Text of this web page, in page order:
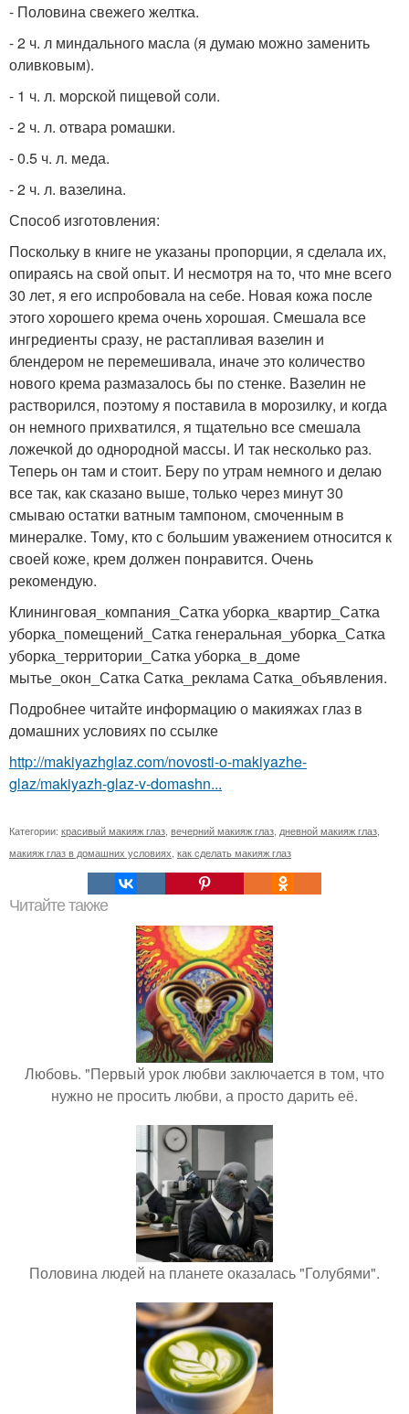
- Половина свежего желтка.
- 2 ч. л миндального масла (я думаю можно заменить
оливковым).
- 1 ч. л. морской пищевой соли.
- 2 ч. л. отвара ромашки.
- 0.5 ч. л. меда.
- 2 ч. л. вазелина.
Способ изготовления:
Поскольку в книге не указаны пропорции, я сделала их,
опираясь на свой опыт. И несмотря на то, что мне всего
30 лет, я его испробовала на себе. Новая кожа после
этого хорошего крема очень хорошая. Смешала все
ингредиенты сразу, не растапливая вазелин и
блендером не перемешивала, иначе это количество
нового крема размазалось бы по стенке. Вазелин не
растворился, поэтому я поставила в морозилку, и когда
он немного прихватился, я тщательно все смешала
ложечкой до однородной массы. И так несколько раз.
Теперь он там и стоит. Беру по утрам немного и делаю
все так, как сказано выше, только через минут 30
смываю остатки ватным тампоном, смоченным в
минералке. Тому, кто с большим уважением относится к
своей коже, крем должен понравится. Очень
рекомендую.
Клининговая_компания_Сатка уборка_квартир_Сатка
уборка_помещений_Сатка генеральная_уборка_Сатка
уборка_территории_Сатка уборка_в_доме
мытье_окон_Сатка Сатка_реклама Сатка_объявления.
Подробнее читайте информацию о макияжах глаз в
домашних условиях по ссылке
http://makiyazhglaz.com/novosti-o-makiyazhe-
glaz/makiyazh-glaz-v-domashn...
Категории: красивый макияж глаз, вечерний макияж глаз, дневной макияж глаз,
макияж глаз в домашних условиях, как сделать макияж глаз
Читайте также
Любовь. "Первый урок любви заключается в том, что
нужно не просить любви, а просто дарить её.
Половина людей на планете оказалась "Голубями".